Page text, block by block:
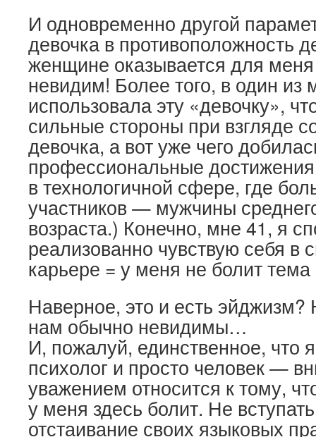
И одновременно другой
девочка в противоположность
женщине оказывается для
невидим! Более того, в один из
использовала эту «девочку»,
сильные стороны при взгляде
девочка, а вот уже чего
профессиональные
в технологичной сфере, где
участников — мужчины
возраста.) Конечно, мне 41, я
реализованно чувствую себя в
карьере = у меня не болит тема
Наверное, это и есть
нам обычно невидимы…
И, пожалуй, единственное, что
психолог и просто человек —
уважением относится к тому,
у меня здесь болит. Не
отстаивание своих языковых